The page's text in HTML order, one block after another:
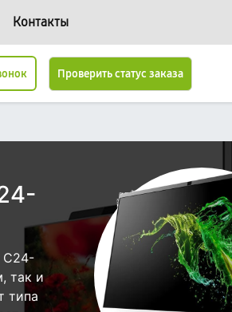
Контакты
Проверить статус заказа
C24-
так и
типа